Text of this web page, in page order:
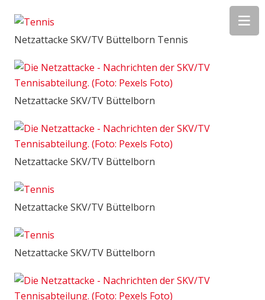
Netzattacke SKV/TV Büttelborn Tennis
Netzattacke SKV/TV Büttelborn
Netzattacke SKV/TV Büttelborn
Netzattacke SKV/TV Büttelborn
Netzattacke SKV/TV Büttelborn